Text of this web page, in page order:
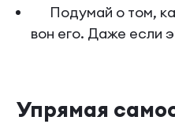
Подумай о том,
вон его. Даже если
Упрямая